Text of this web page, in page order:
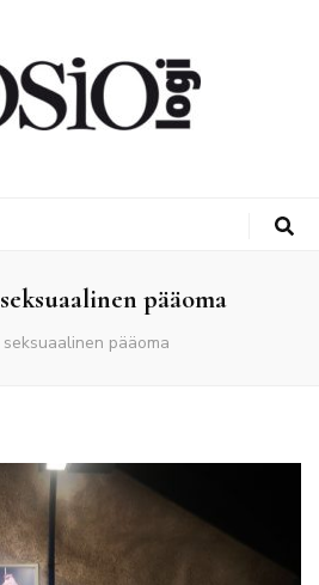
seksuaalinen pääoma
seksuaalinen pääoma